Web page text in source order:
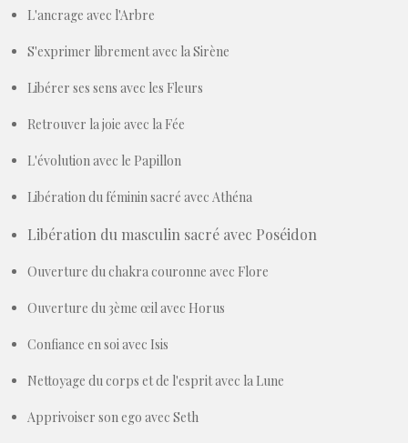
L'ancrage avec l'Arbre
S'exprimer librement avec la Sirène
Libérer ses sens avec les Fleurs
Retrouver la joie avec la Fée
L'évolution avec le Papillon
Libération du féminin sacré avec Athéna
Libération du masculin sacré avec Poséidon
Ouverture du chakra couronne avec Flore
Ouverture du 3ème œil avec Horus
Confiance en soi avec Isis
Nettoyage du corps et de l'esprit avec la Lune
Apprivoiser son ego avec Seth